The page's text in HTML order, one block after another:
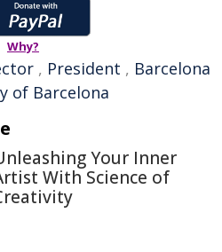
Why?
, President , Barcelona
of Barcelona
Your Inner
With Science of